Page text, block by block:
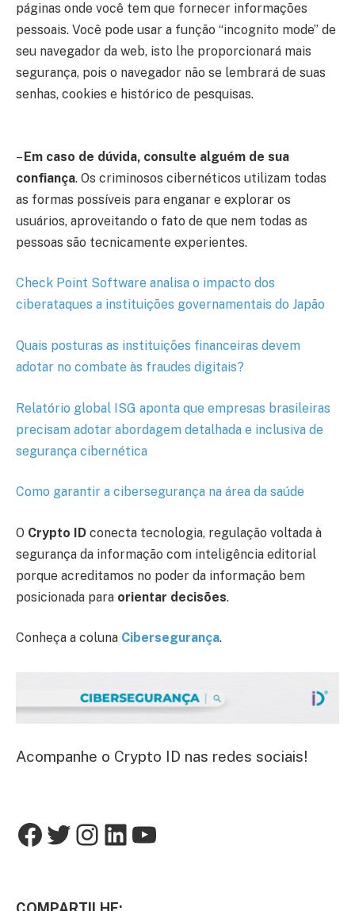
páginas onde você tem que fornecer informações
pessoais. Você pode usar a função “incognito mode” de
seu navegador da web, isto lhe proporcionará mais
segurança, pois o navegador não se lembrará de suas
senhas, cookies e histórico de pesquisas.
–Em caso de dúvida, consulte alguém de sua
confiança. Os criminosos cibernéticos utilizam todas
as formas possíveis para enganar e explorar os
usuários, aproveitando o fato de que nem todas as
pessoas são tecnicamente experientes.
Check Point Software analisa o impacto dos
ciberataques a instituições governamentais do Japão
Quais posturas as instituições financeiras devem
adotar no combate às fraudes digitais?
Relatório global ISG aponta que empresas brasileiras
precisam adotar abordagem detalhada e inclusiva de
segurança cibernética
Como garantir a cibersegurança na área da saúde
O Crypto ID conecta tecnologia, regulação voltada à
segurança da informação com inteligência editorial
porque acreditamos no poder da informação bem
posicionada para orientar decisões.
Conheça a coluna Cibersegurança.
Acompanhe o Crypto ID nas redes sociais!